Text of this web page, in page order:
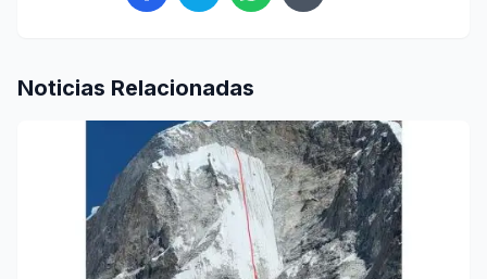
Noticias Relacionadas